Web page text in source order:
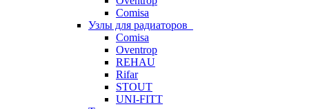
Comisa
Узлы для радиаторов
Comisa
Oventrop
REHAU
Rifar
STOUT
UNI-FITT